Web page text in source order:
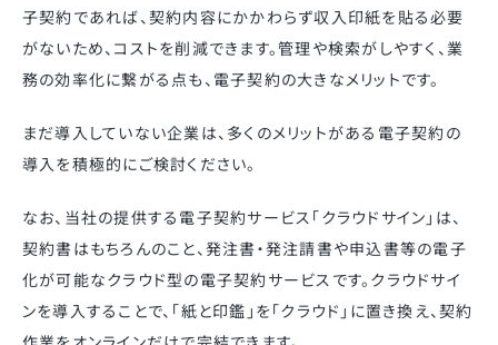
子契約であれば、契約内容にかかわらず収入印紙を貼る必要
がないため、コストを削減できます。管理や検索がしやすく、業
務の効率化に繋がる点も、電子契約の大きなメリットです。
まだ導入していない企業は、多くのメリットがある電子契約の
導入を積極的にご検討ください。
なお、当社の提供する電子契約サービス「クラウドサイン」は、
契約書はもちろんのこと、発注書・発注請書や申込書等の電子
化が可能なクラウド型の電子契約サービスです。クラウドサイ
ンを導入することで、「紙と印鑑」を「クラウド」に置き換え、契約